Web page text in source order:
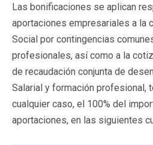
Las bonificaciones se aplican
aportaciones empresariales a la
Social por contingencias
profesionales, así como a la
de recaudación conjunta de
Salarial y formación profesional,
cualquier caso, el 100% del
aportaciones, en las siguientes